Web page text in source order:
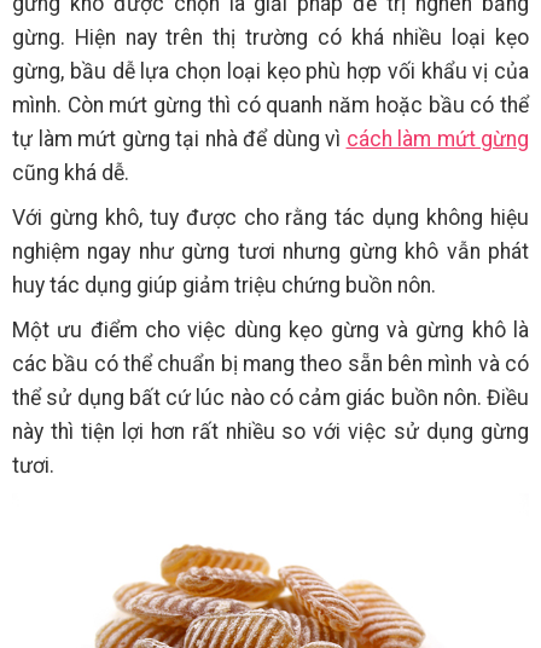
gừng. Hiện nay trên thị trường có khá nhiều loại kẹo
gừng, bầu dễ lựa chọn loại kẹo phù hợp vối khẩu vị của
mình. Còn mứt gừng thì có quanh năm hoặc bầu có thể
tự làm mứt gừng tại nhà để dùng vì cách làm mứt gừng
cũng khá dễ.
Với gừng khô, tuy được cho rằng tác dụng không hiệu
nghiệm ngay như gừng tươi nhưng gừng khô vẫn phát
huy tác dụng giúp giảm triệu chứng buồn nôn.
Một ưu điểm cho việc dùng kẹo gừng và gừng khô là
các bầu có thể chuẩn bị mang theo sẵn bên mình và có
thể sử dụng bất cứ lúc nào có cảm giác buồn nôn. Điều
này thì tiện lợi hơn rất nhiều so với việc sử dụng gừng
tươi.